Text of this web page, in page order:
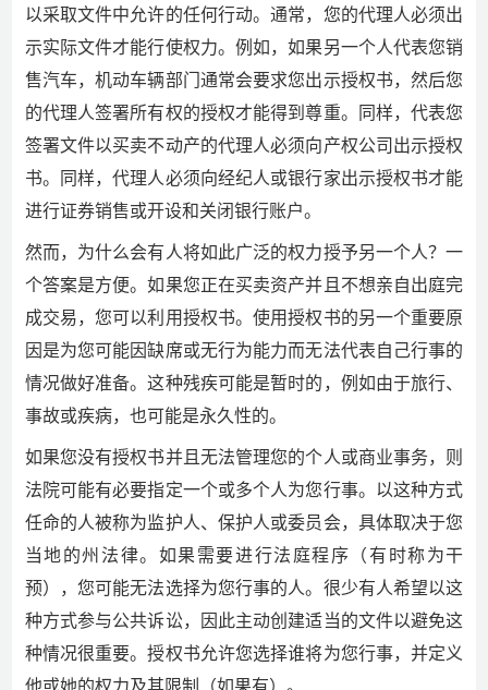
以采取文件中允许的任何行动。通常，您的代理人必须出
示实际文件才能行使权力。例如，如果另一个人代表您销
售汽车，机动车辆部门通常会要求您出示授权书，然后您
的代理人签署所有权的授权才能得到尊重。同样，代表您
签署文件以买卖不动产的代理人必须向产权公司出示授权
书。同样，代理人必须向经纪人或银行家出示授权书才能
进行证券销售或开设和关闭银行账户。
然而，为什么会有人将如此广泛的权力授予另一个人？一
个答案是方便。如果您正在买卖资产并且不想亲自出庭完
成交易，您可以利用授权书。使用授权书的另一个重要原
因是为您可能因缺席或无行为能力而无法代表自己行事的
情况做好准备。这种残疾可能是暂时的，例如由于旅行、
事故或疾病，也可能是永久性的。
如果您没有授权书并且无法管理您的个人或商业事务，则
法院可能有必要指定一个或多个人为您行事。以这种方式
任命的人被称为监护人、保护人或委员会，具体取决于您
当地的州法律。如果需要进行法庭程序（有时称为干
预），您可能无法选择为您行事的人。很少有人希望以这
种方式参与公共诉讼，因此主动创建适当的文件以避免这
种情况很重要。授权书允许您选择谁将为您行事，并定义